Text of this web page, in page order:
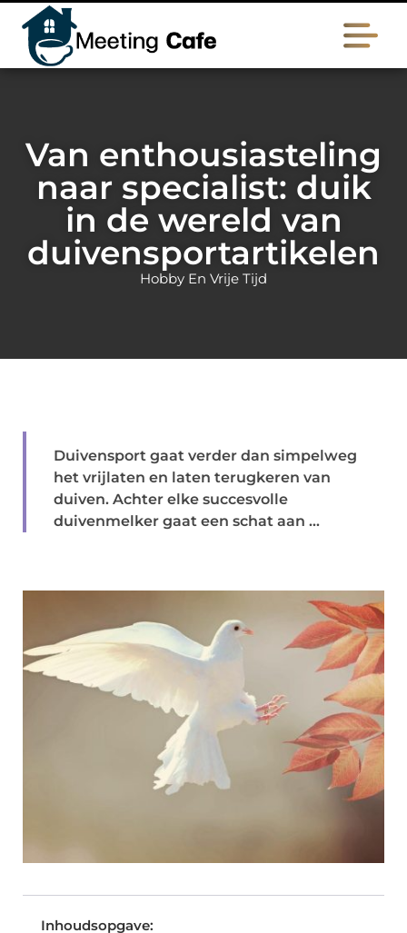
Van enthousiasteling
naar specialist: duik
in de wereld van
duivensportartikelen
Hobby En Vrije Tijd
Duivensport gaat verder dan simpelweg
het vrijlaten en laten terugkeren van
duiven. Achter elke succesvolle
duivenmelker gaat een schat aan ...
Inhoudsopgave: